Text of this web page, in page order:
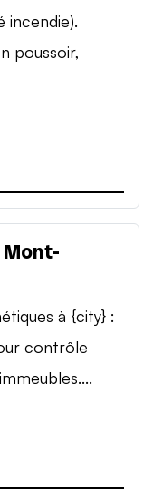
incendie).
poussoir,
à {city} :
contrôle